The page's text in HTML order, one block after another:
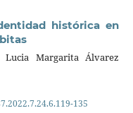
histórica en
Margarita Álvarez
135